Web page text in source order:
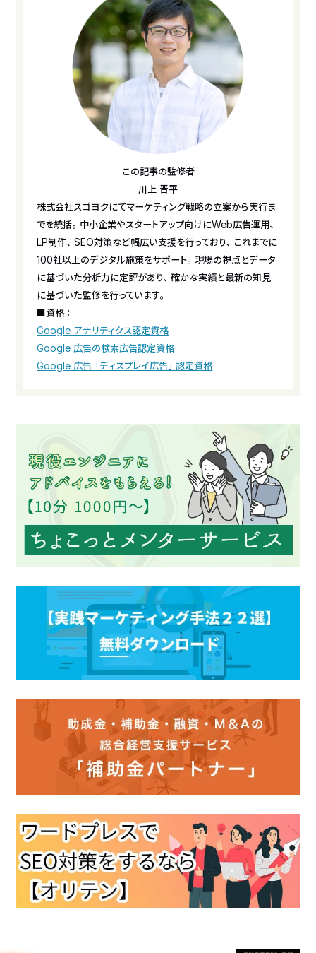
この記事の監修者
川上 晋平
株式会社スゴヨクにてマーケティング戦略の立案から実行ま
でを統括。中小企業やスタートアップ向けにWeb広告運用、
LP制作、SEO対策など幅広い支援を行っており、これまでに
100社以上のデジタル施策をサポート。現場の視点とデータ
に基づいた分析力に定評があり、確かな実績と最新の知見
に基づいた監修を行っています。
■資格：
Google アナリティクス認定資格
Google 広告の検索広告認定資格
Google 広告「ディスプレイ広告」認定資格